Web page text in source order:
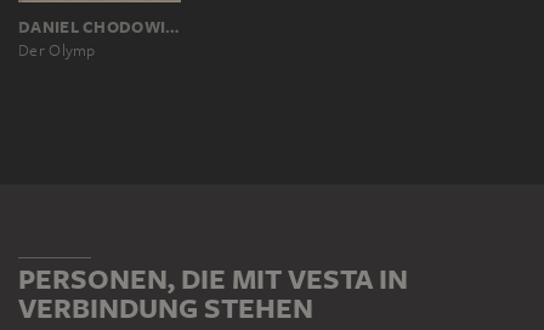
DANIEL CHODOWIECKI
Der Olymp
PERSONEN, DIE MIT VESTA IN
VERBINDUNG STEHEN